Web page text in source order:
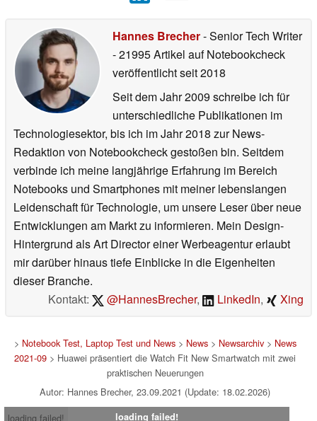
Hannes Brecher- Senior Tech Writer
- 21995 Artikel auf Notebookcheck
veröffentlichtseit 2018
Seit dem Jahr 2009 schreibe ich für
unterschiedliche Publikationen im
Technologiesektor, bis ich im Jahr 2018 zur News-
Redaktion von Notebookcheck gestoßen bin. Seitdem
verbinde ich meine langjährige Erfahrung im Bereich
Notebooks und Smartphones mit meiner lebenslangen
Leidenschaft für Technologie, um unsere Leser über neue
Entwicklungen am Markt zu informieren. Mein Design-
Hintergrund als Art Director einer Werbeagentur erlaubt
mir darüber hinaus tiefe Einblicke in die Eigenheiten
dieser Branche.
Kontakt:
@HannesBrecher, LinkedIn, Xing
> Notebook Test, Laptop Test und News> News> Newsarchiv> News
2021-09 > Huawei präsentiert die Watch Fit New Smartwatch mit zwei
praktischen Neuerungen
Autor: Hannes Brecher, 23.09.2021 (Update: 18.02.2026)
loading failed!
loading failed!